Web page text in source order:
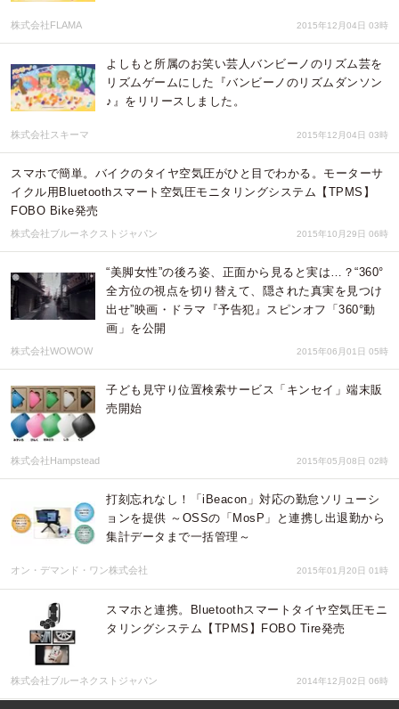
株式会社FLAMA 2015年12月04日 03時
よしもと所属のお笑い芸人バンビーノのリズム芸を
リズムゲームにした『バンビーノのリズムダンソン
♪』をリリースしました。
株式会社スキーマ 2015年12月04日 03時
スマホで簡単。バイクのタイヤ空気圧がひと目でわかる。モーターサ
イクル用Bluetoothスマート空気圧モニタリングシステム【TPMS】
FOBO Bike発売
株式会社ブルーネクストジャパン 2015年10月29日 06時
“美脚女性”の後ろ姿、正面から見ると実は…？“360°
全方位の視点を切り替えて、隠された真実を見つけ
出せ”映画・ドラマ『予告犯』スピンオフ「360°動
画」を公開
株式会社WOWOW 2015年06月01日 05時
子ども見守り位置検索サービス「キンセイ」端末販
売開始
株式会社Hampstead 2015年05月08日 02時
打刻忘れなし！「iBeacon」対応の勤怠ソリューシ
ョンを提供 ～OSSの「MosP」と連携し出退勤から
集計データまで一括管理～
オン・デマンド・ワン株式会社 2015年01月20日 01時
スマホと連携。Bluetoothスマートタイヤ空気圧モニ
タリングシステム【TPMS】FOBO Tire発売
株式会社ブルーネクストジャパン 2014年12月02日 06時